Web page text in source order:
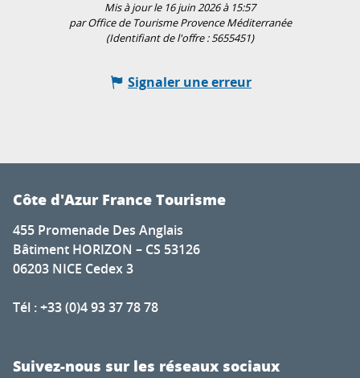
Mis à jour le 16 juin 2026 à 15:57
par Office de Tourisme Provence Méditerranée
(Identifiant de l'offre :5655451)
Signaler une erreur
Côte d'Azur France Tourisme
455 Promenade Des Anglais
Bâtiment HORIZON – CS 53126
06203 NICE Cedex 3
Tél : +33 (0)4 93 37 78 78
Suivez-nous sur les réseaux sociaux